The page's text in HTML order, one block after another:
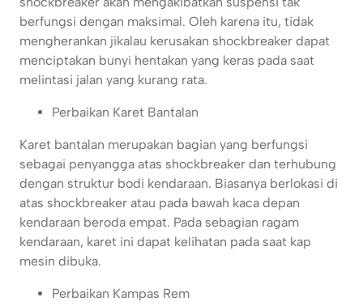
berfungsi dengan maksimal. Oleh karena itu, tidak
mengherankan jikalau kerusakan shockbreaker dapat
menciptakan bunyi hentakan yang keras pada saat
melintasi jalan yang kurang rata.
Perbaikan Karet Bantalan
Karet bantalan merupakan bagian yang berfungsi
sebagai penyangga atas shockbreaker dan terhubung
dengan struktur bodi kendaraan. Biasanya berlokasi di
atas shockbreaker atau pada bawah kaca depan
kendaraan beroda empat. Pada sebagian ragam
kendaraan, karet ini dapat kelihatan pada saat kap
mesin dibuka.
Perbaikan Kampas Rem